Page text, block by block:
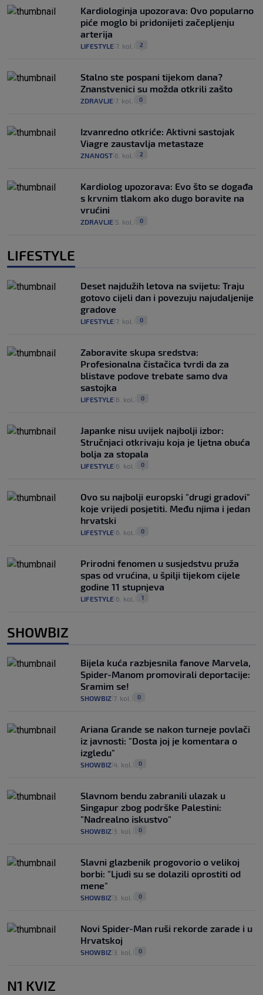
Kardiologinja upozorava: Ovo popularno
piće moglo bi pridonijeti začepljenju
arterija
LIFESTYLE 7. kol. 2
Stalno ste pospani tijekom dana?
Znanstvenici su možda otkrili zašto
ZDRAVLJE 7. kol. 0
Izvanredno otkriće: Aktivni sastojak
Viagre zaustavlja metastaze
ZNANOST 6. kol. 2
Kardiolog upozorava: Evo što se događa
s krvnim tlakom ako dugo boravite na
vrućini
ZDRAVLJE 5. kol. 0
LIFESTYLE
Deset najdužih letova na svijetu: Traju
gotovo cijeli dan i povezuju najudaljenije
gradove
LIFESTYLE 7. kol. 0
Zaboravite skupa sredstva:
Profesionalna čistačica tvrdi da za
blistave podove trebate samo dva
sastojka
LIFESTYLE 6. kol. 0
Japanke nisu uvijek najbolji izbor:
Stručnjaci otkrivaju koja je ljetna obuća
bolja za stopala
LIFESTYLE 6. kol. 0
Ovo su najbolji europski "drugi gradovi"
koje vrijedi posjetiti. Među njima i jedan
hrvatski
LIFESTYLE 6. kol. 0
Prirodni fenomen u susjedstvu pruža
spas od vrućina, u špilji tijekom cijele
godine 11 stupnjeva
LIFESTYLE 6. kol. 1
SHOWBIZ
Bijela kuća razbjesnila fanove Marvela,
Spider-Manom promovirali deportacije:
Sramim se!
SHOWBIZ 7. kol. 0
Ariana Grande se nakon turneje povlači
iz javnosti: "Dosta joj je komentara o
izgledu"
SHOWBIZ 4. kol. 0
Slavnom bendu zabranili ulazak u
Singapur zbog podrške Palestini:
"Nadrealno iskustvo"
SHOWBIZ 3. kol. 0
Slavni glazbenik progovorio o velikoj
borbi: "Ljudi su se dolazili oprostiti od
mene"
SHOWBIZ 3. kol. 0
Novi Spider-Man ruši rekorde zarade i u
Hrvatskoj
SHOWBIZ 3. kol. 0
N1 KVIZ